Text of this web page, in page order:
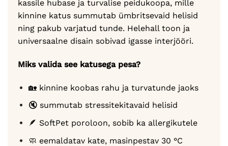
kassile hubase ja turvalise peidukoopa, mille
kinnine katus summutab ümbritsevaid helisid
ning pakub varjatud tunde. Helehall toon ja
universaalne disain sobivad igasse interjööri.
Miks valida see katusega pesa?
🏡 kinnine koobas rahu ja turvatunde jaoks
🔇 summutab stressitekitavaid helisid
🪶 SoftPet poroloon, sobib ka allergikutele
🧼 eemaldatav kate, masinpestav 30 °C